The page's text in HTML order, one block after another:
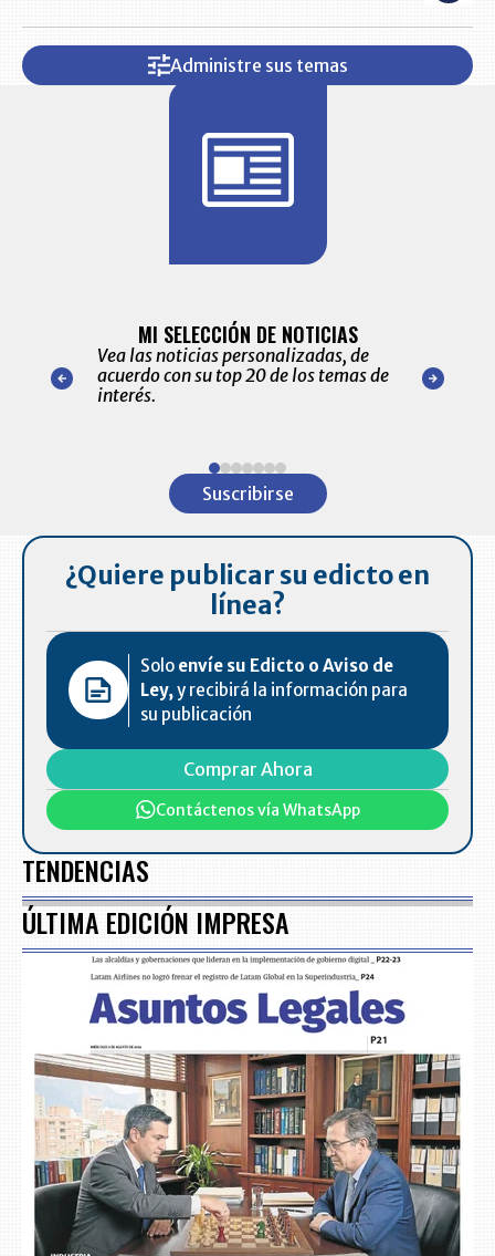
Administre sus temas
nuestro
para
MI SELECCIÓN DE NOTICIAS
Vea las noticias personalizadas, de
acuerdo con su top 20 de los temas de
interés.
de las
Suscribirse
¿Quiere publicar su edicto en
línea?
Solo envíe su Edicto o Aviso de
Ley, y recibirá la información para
su publicación
Comprar Ahora
Contáctenos vía WhatsApp
TENDENCIAS
ÚLTIMA EDICIÓN IMPRESA